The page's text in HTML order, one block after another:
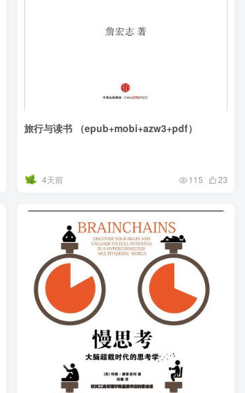
旅行与读书 （epub+mobi+azw3+pdf）
4天前 115 23